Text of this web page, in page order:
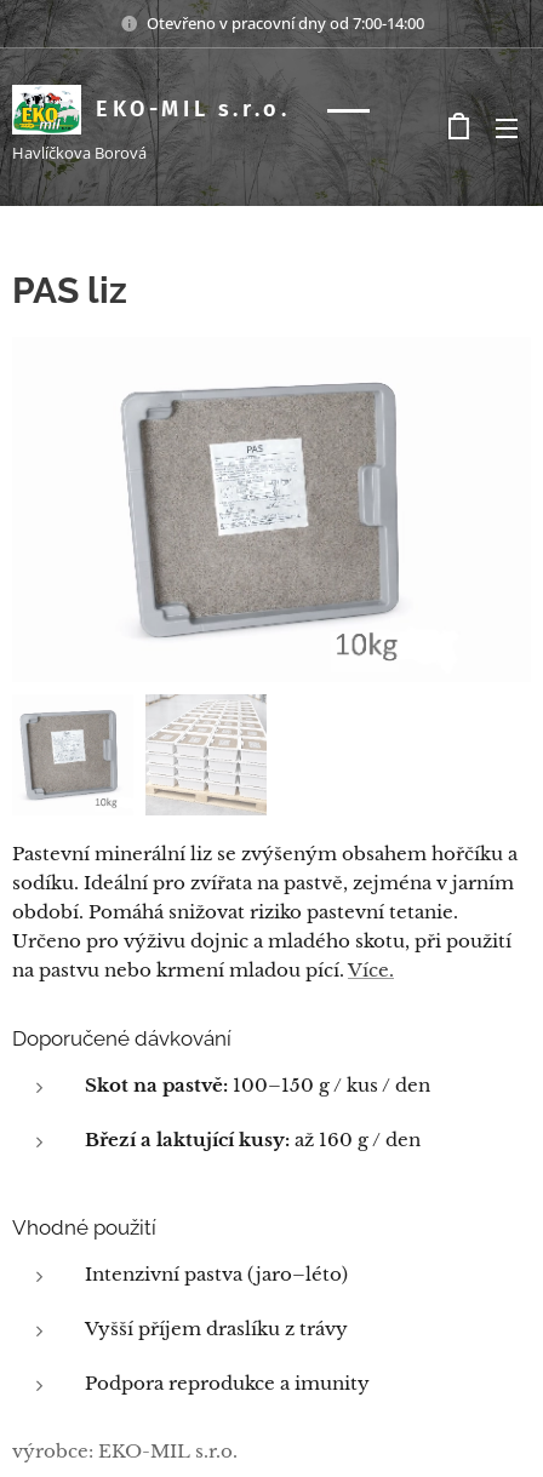
Otevřeno v pracovní dny od 7:00-14:00
EKO-MIL s.r.o.
s.r.o.
Havlíčkova Borová
PAS liz
Pastevní minerální liz se zvýšeným obsahem hořčíku a
sodíku. Ideální pro zvířata na pastvě, zejména v jarním
období. Pomáhá snižovat riziko pastevní tetanie.
Určeno pro výživu dojnic a mladého skotu, při použití
na pastvu nebo krmení mladou pící.Více.
Doporučené dávkování
Skot na pastvě: 100–150 g / kus / den
Březí a laktující kusy: až 160 g / den
Vhodné použití
Intenzivní pastva (jaro–léto)
Vyšší příjem draslíku z trávy
Podpora reprodukce a imunity
výrobce: EKO-MIL s.r.o.